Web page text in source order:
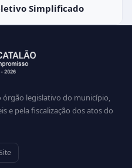
Simplificado
órgão legislativo do município,
e pela fiscalização dos atos do